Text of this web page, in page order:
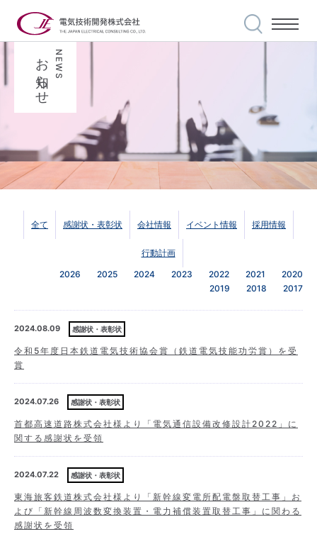
私たちの使命
安全・品質への
取り組み
事業案内
実績紹介
会社案内
代表メッセージ
企業情報
お知らせ
ENGLISH
お問い合わせ
NEWS
お知らせ
全て 感謝状・表彰状 会社情報 イベント情報 採用情報
行動計画
2026
2025 2024 2023 2022 2021
2020
2019
2018 2017
2024.08.09 感謝状・表彰状
令和5年度日本鉄道電気技術協会賞（鉄道電気技能功労賞）を受
賞
2024.07.26 感謝状・表彰状
首都高速道路株式会社様より「電気通信設備改修設計2022」に
関する感謝状を受領
2024.07.22 感謝状・表彰状
東海旅客鉄道株式会社様より「新幹線変電所配電盤取替工事」お
よび「新幹線周波数変換装置・電力補償装置取替工事」に関わる
感謝状を受領